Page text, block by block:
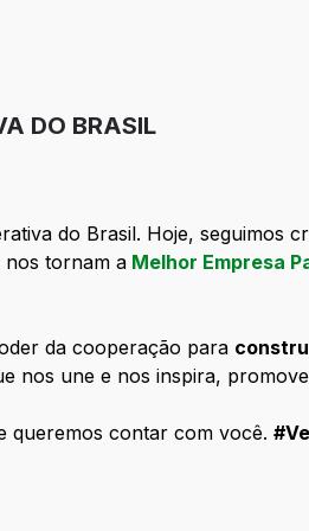
DO BRASIL
do Brasil. Hoje, seguimos
nos tornam a Melhor Empresa
da cooperação para
nos une e nos inspira,
queremos contar com você.